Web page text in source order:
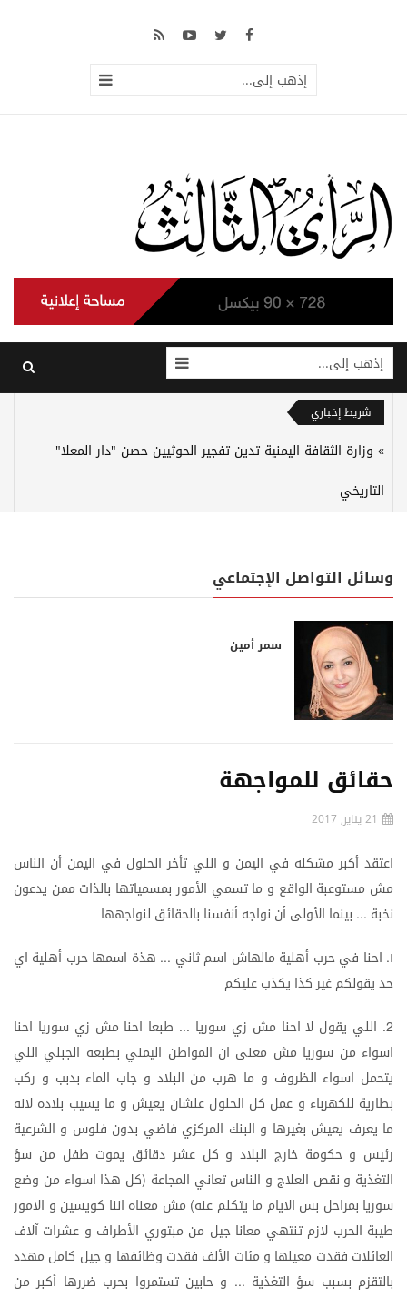
إذهب إلى...
إذهب إلى...
شريط إخباري
وزارة الثقافة اليمنية تدين تفجير الحوثيين حصن "دار المعلا"
التاريخي
وسائل التواصل الإجتماعي
سمر أمين
حقائق للمواجهة
21 يناير, 2017
اعتقد أكبر مشكله في اليمن و اللي تأخر الحلول في اليمن أن الناس
مش مستوعبة الواقع و ما تسمي الأمور بمسمياتها بالذات ممن يدعون
نخبة ... بينما الأولىأن نواجهأنفسنا بالحقائق لنواجهها
١. احنا فيحرب أهلية مالهاش اسمثاني ... هذة اسمهاحرب أهلية اي
حديقولكمغيركذا يكذبعليكم
2. اللي يقول لا احنا مش زي سوريا ... طبعا احنا مش زي سوريا احنا
اسواء من سوريا مش معنى ان المواطن اليمني بطبعه الجبلي اللي
يتحمل اسواء الظروف و ما هرب من البلاد و جاب الماء بدبب و ركب
بطارية للكهرباء و عمل كل الحلول علشان يعيش و ما يسيب بلاده لانه
ما يعرف يعيش بغيرها و البنك المركزي فاضي بدون فلوس و الشرعية
رئيس و حكومة خارج البلاد و كل عشر دقائق يموت طفل من سؤ
التغذية و نقص العلاج و الناس تعاني المجاعة (كل هذا اسواء من وضع
سوريا بمراحل بس الايام ما يتكلم عنه) مش معناه اننا كويسين و الامور
طيبة الحرب لازم تنتهي معانا جيل من مبتوري الأطراف و عشرات آلاف
العائلات فقدت معيلها و مئات الألف فقدت وظائفها وجيل كامل مهدد
بالتقزم بسبب سؤ التغذية ... و حابين تستمروا بحرب ضررها أكبر من